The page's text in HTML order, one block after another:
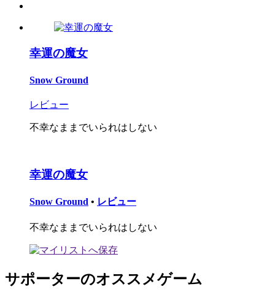
幸運の魔女
Snow Ground
レビュー
不幸なままでいられはしない
幸運の魔女
Snow Ground • レビュー
不幸なままでいられはしない
サポーターのオススメゲーム